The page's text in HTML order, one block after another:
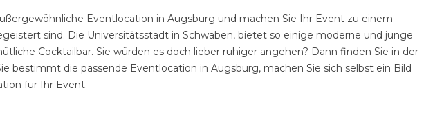
Eventlocation in Augsburg und machen Sie Ihr Event zu einem
sind. Die Universitätsstadt in Schwaben, bietet so einige moderne und junge
Cocktailbar. Sie würden es doch lieber ruhiger angehen? Dann finden Sie in der
bestimmt die passende Eventlocation in Augsburg, machen Sie sich selbst ein Bild
für Ihr Event.